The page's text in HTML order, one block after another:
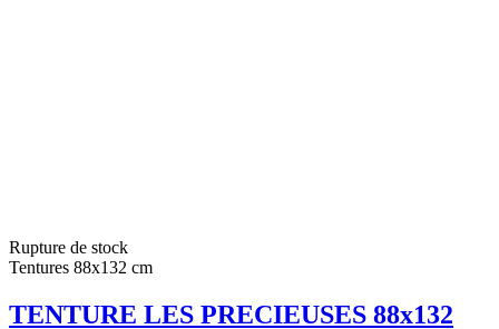
Rupture de stock
Tentures 88x132 cm
TENTURE LES PRECIEUSES 88x132